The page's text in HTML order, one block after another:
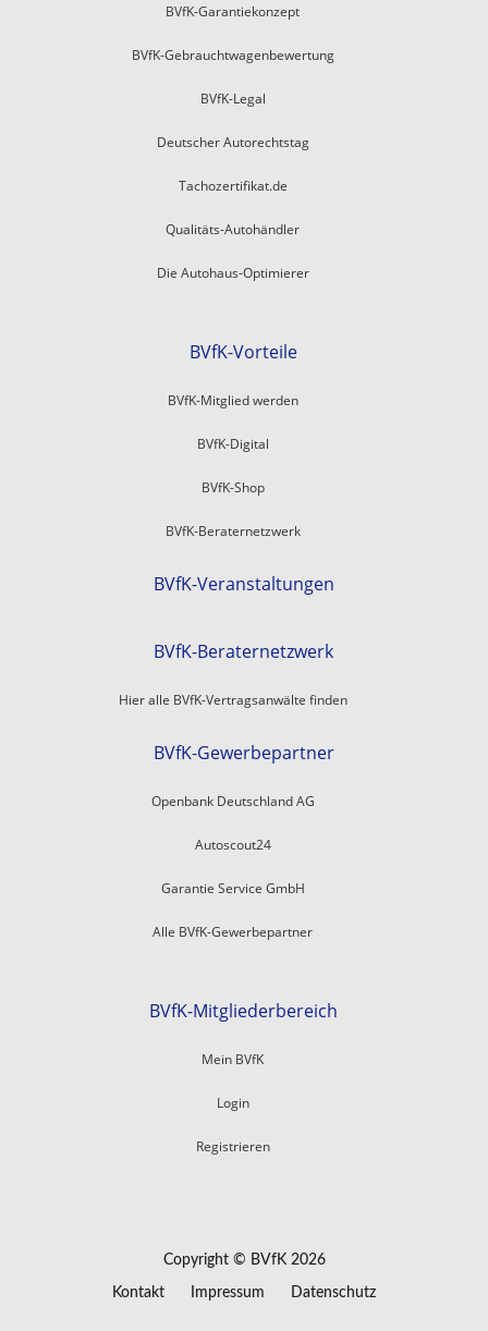
BVfK-Garantiekonzept
BVfK-Gebrauchtwagenbewertung
BVfK-Legal
Deutscher Autorechtstag
Tachozertifikat.de
Qualitäts-Autohändler
Die Autohaus-Optimierer
BVfK-Vorteile
BVfK-Mitglied werden
BVfK-Digital
BVfK-Shop
BVfK-Beraternetzwerk
BVfK-Veranstaltungen
BVfK-Beraternetzwerk
Hier alle BVfK-Vertragsanwälte finden
BVfK-Gewerbepartner
Openbank Deutschland AG
Autoscout24
Garantie Service GmbH
Alle BVfK-Gewerbepartner
BVfK-Mitgliederbereich
Mein BVfK
Login
Registrieren
Copyright © BVfK 2026
Kontakt Impressum Datenschutz